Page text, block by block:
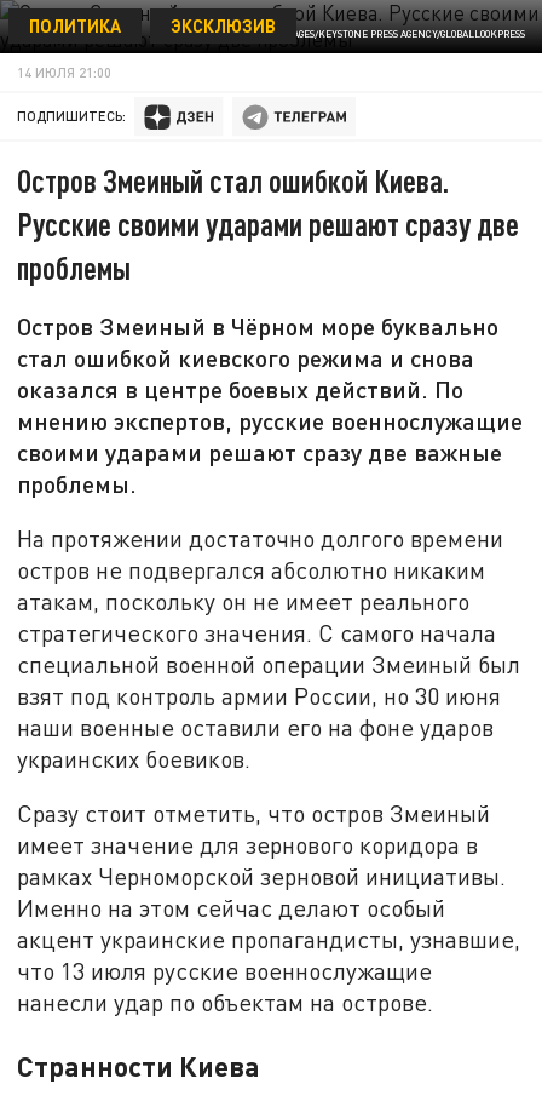
COVER IMAGES/KEYSTONE PRESS AGENCY/GLOBALLOOKPRESS
ПОЛИТИКА ЭКСКЛЮЗИВ
14 ИЮЛЯ 21:00
ПОДПИШИТЕСЬ:
Остров Змеиный стал ошибкой Киева.
Русские своими ударами решают сразу две
проблемы
Остров Змеиный в Чёрном море буквально
стал ошибкой киевского режима и снова
оказался в центре боевых действий. По
мнению экспертов, русские военнослужащие
своими ударами решают сразу две важные
проблемы.
На протяжении достаточно долгого времени
остров не подвергался абсолютно никаким
атакам, поскольку он не имеет реального
стратегического значения. С самого начала
специальной военной операции Змеиный был
взят под контроль армии России, но 30 июня
наши военные оставили его на фоне ударов
украинских боевиков.
Сразу стоит отметить, что остров Змеиный
имеет значение для зернового коридора в
рамках Черноморской зерновой инициативы.
Именно на этом сейчас делают особый
акцент украинские пропагандисты, узнавшие,
что 13 июля русские военнослужащие
нанесли удар по объектам на острове.
Странности Киева